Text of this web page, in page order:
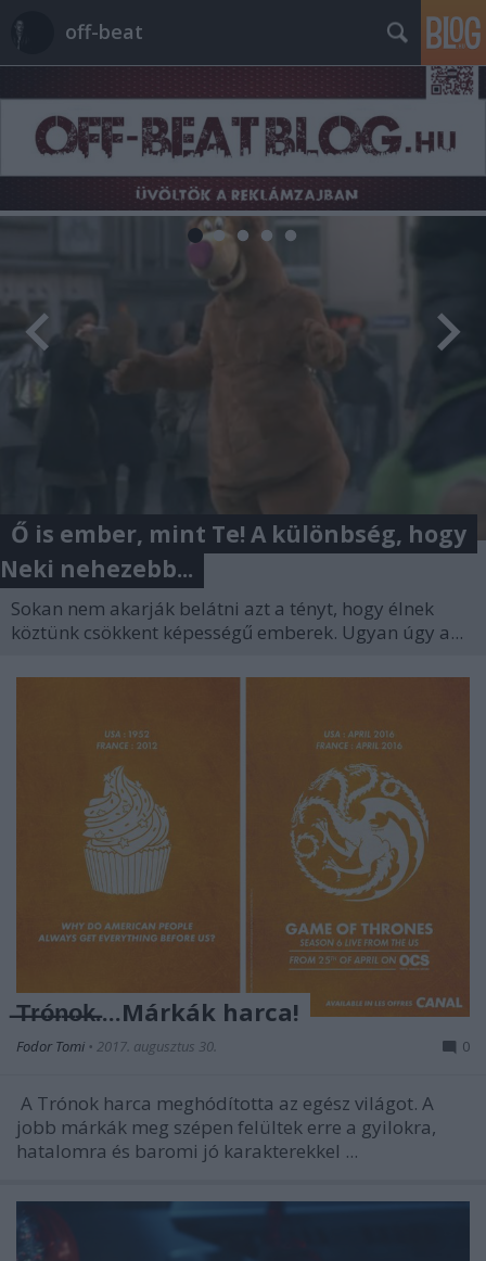
off-beat
Ő is ember, mint Te! A különbség, hogy
Neki nehezebb...
Sokan nem akarják belátni azt a tényt, hogy élnek
köztünk csökkent képességű emberek. Ugyan úgy a...
̶T̶r̶ó̶n̶o̶k̶....Márkák harca!
Fodor Tomi • 2017. augusztus 30. 0
A Trónok harca meghódította az egész világot. A
jobb márkák meg szépen felültek erre a gyilokra,
hatalomra és baromi jó karakterekkel ...